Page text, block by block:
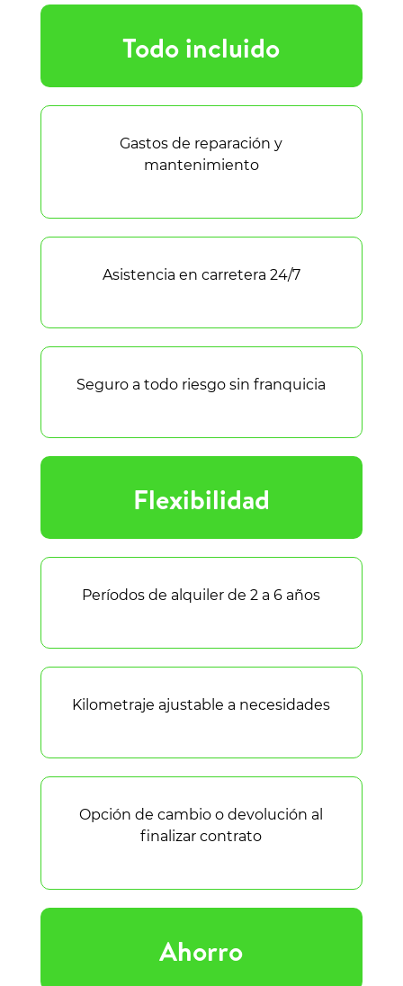
Todo incluido
Flexibilidad
Ahorro
Gastos de reparación y
mantenimiento
Períodos de alquiler de 2 a 6 años
Asistencia en carretera 24/7
Kilometraje ajustable a necesidades
Seguro a todo riesgo sin franquicia
Opción de cambio o devolución al
finalizar contrato